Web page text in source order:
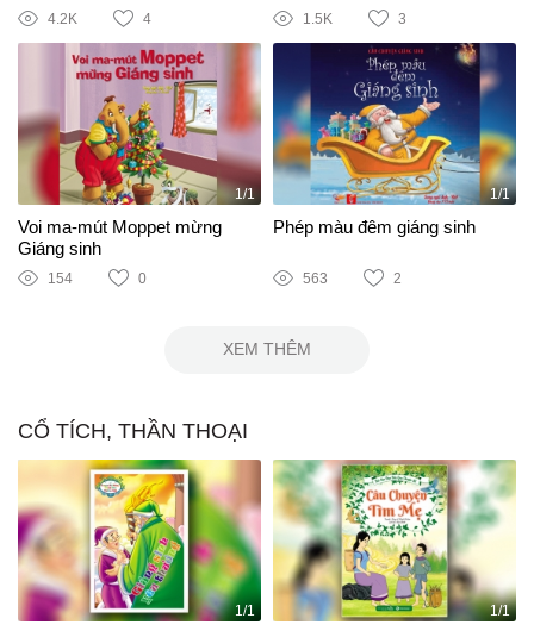
4.2K 4 1.5K 3
1/1
Voi ma-mút Moppet mừng
Giáng sinh
154 0
1/1
Phép màu đêm giáng sinh
563 2
XEM THÊM
CỔ TÍCH, THẦN THOẠI
1/1 1/1